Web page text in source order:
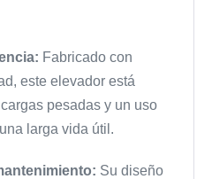
Fabricado con
este elevador está
pesadas y un uso
larga vida útil.
Su diseño